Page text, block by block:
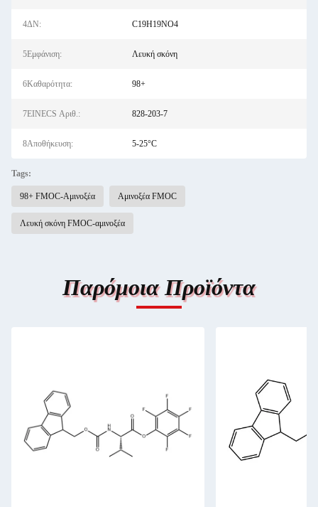
4ΔΝ: C19H19NO4
5Εμφάνιση: Λευκή σκόνη
6Καθαρότητα: 98+
7EINECS Αριθ.: 828-203-7
8Αποθήκευση: 5-25°C
Tags:
98+ FMOC-Αμινοξέα Αμινοξέα FMOC
Λευκή σκόνη FMOC-αμινοξέα
Παρόμοια Προϊόντα